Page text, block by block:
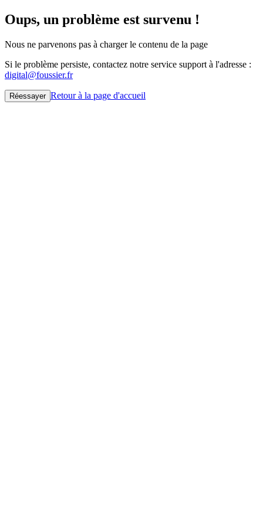
Oups, un problème est survenu !
Nous ne parvenons pas à charger le contenu de la page
Si le problème persiste, contactez notre service support à l'adresse :
digital@foussier.fr
Réessayer Retour à la page d'accueil